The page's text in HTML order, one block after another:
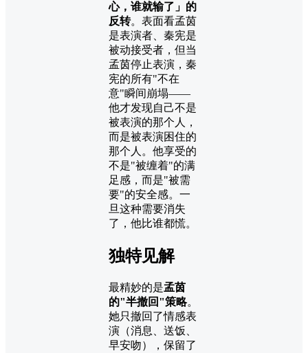
心，谁就输了」的
反转。表面看孟茵
是表演者、秦宪是
被动接受者，但当
孟茵停止表演，秦
宪的所有"不在
意"瞬间崩塌——
他才发现自己不是
被表演的那个人，
而是被表演困住的
那个人。他享受的
不是"被缠着"的满
足感，而是"被需
要"的安全感。一
旦这种需要消失
了，他比谁都慌。
独特见解
最精妙的是孟茵
的"半撤回"策略。
她只撤回了情感表
演（消息、送饭、
早安吻），保留了